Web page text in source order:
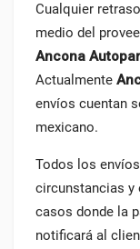
Cualquier
medio del
Ancona
Actualmente
envíos cuentan
mexicano.
Todos los
circunstancias y
casos donde la
notificará al